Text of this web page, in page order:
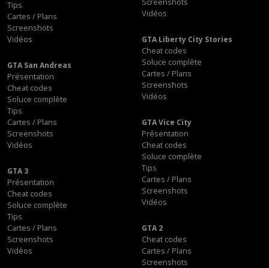
Tips
Cartes / Plans
Screenshots
Vidéos
Vidéos
GTA Liberty City Stories
Cheat codes
Soluce complète
Cartes / Plans
Screenshots
Vidéos
GTA San Andreas
Présentation
Cheat codes
Soluce complète
Tips
Cartes / Plans
Screenshots
Vidéos
GTA Vice City
Présentation
Cheat codes
Soluce complète
Tips
Cartes / Plans
Screenshots
Vidéos
GTA 3
Présentation
Cheat codes
Soluce complète
Tips
Cartes / Plans
Screenshots
Vidéos
GTA 2
Cheat codes
Cartes / Plans
Screenshots